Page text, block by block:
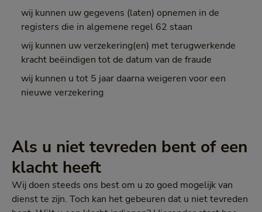
wij kunnen uw gegevens (laten) opnemen in de
registers die in algemene regel 62 staan
wij kunnen uw verzekering(en) met terugwerkende
kracht beëindigen tot de datum van de fraude
wij kunnen u tot 5 jaar daarna weigeren voor een
nieuwe verzekering
Als u niet tevreden bent of een
klacht heeft
Wij doen steeds ons best om u zo goed mogelijk van
dienst te zijn. Toch kan het gebeuren dat u niet tevreden